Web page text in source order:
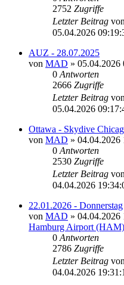
2752 Zugriffe
Letzter Beitrag von
05.04.2026
AUZ - 28.07.2025
von MAD » 05.04.2026
0 Antworten
2666 Zugriffe
Letzter Beitrag von
05.04.2026
Ottawa - Skydive
von MAD » 04.04.2026
0 Antworten
2530 Zugriffe
Letzter Beitrag von
04.04.2026
22.01.2026 - Donnerstag
von MAD » 04.04.2026
Hamburg Airport
0 Antworten
2786 Zugriffe
Letzter Beitrag von
04.04.2026